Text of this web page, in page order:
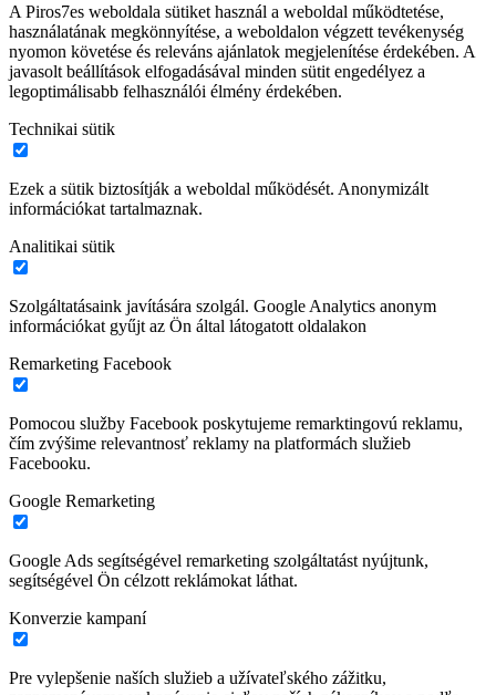
A Piros7es weboldala sütiket használ a weboldal működtetése,
használatának megkönnyítése, a weboldalon végzett tevékenység
nyomon követése és releváns ajánlatok megjelenítése érdekében. A
javasolt beállítások elfogadásával minden sütit engedélyez a
legoptimálisabb felhasználói élmény érdekében.
Technikai sütik
Ezek a sütik biztosítják a weboldal működését. Anonymizált
információkat tartalmaznak.
Analitikai sütik
Szolgáltatásaink javítására szolgál. Google Analytics anonym
információkat gyűjt az Ön által látogatott oldalakon
Remarketing Facebook
Pomocou služby Facebook poskytujeme remarktingovú reklamu,
čím zvýšime relevantnosť reklamy na platformách služieb
Facebooku.
Google Remarketing
Google Ads segítségével remarketing szolgáltatást nyújtunk,
segítségével Ön célzott reklámokat láthat.
Konverzie kampaní
Pre vylepšenie naších služieb a užívateľského zážitku,